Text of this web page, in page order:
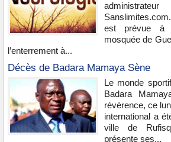
est prévue
mosquée de
l’enterrement à...
Décès de Badara Mamaya Sène
Le monde
Badara
révérence, ce
international a
ville de
présente ses...